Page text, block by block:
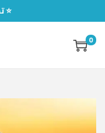
تخفيضات مختارة ⭐
0